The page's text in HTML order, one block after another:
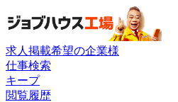
求人掲載希望の企業様
仕事検索
キープ
閲覧履歴